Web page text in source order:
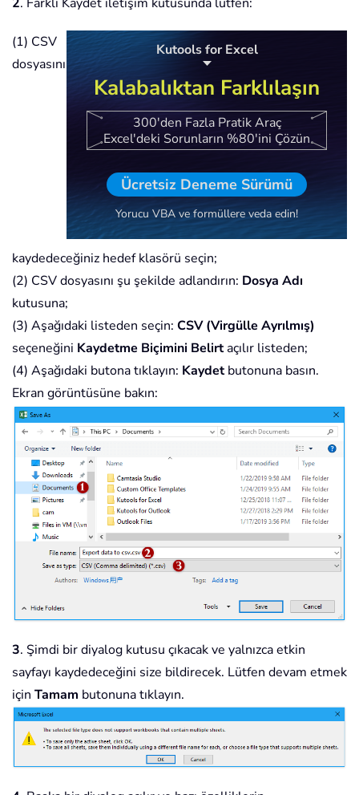
Kutools for Excel
Kalabalıktan Farklılaşın
300'den Fazla Pratik Araç
Excel'deki Sorunların %80'ini Çözün
Ücretsiz Deneme Sürümü
Yorucu VBA ve formüllere veda edin!
(1) CSV
dosyasını
kaydedeceğiniz hedef klasörü seçin;
(2) CSV dosyasını şu şekilde adlandırın: Dosya Adı
kutusuna;
(3) Aşağıdaki listeden seçin: CSV (Virgülle Ayrılmış)
seçeneğini Kaydetme Biçimini Belirtaçılır listeden;
(4) Aşağıdaki butona tıklayın: Kaydetbutonuna basın.
Ekran görüntüsüne bakın:
3. Şimdi bir diyalog kutusu çıkacak ve yalnızca etkin
sayfayı kaydedeceğini size bildirecek. Lütfen devam etmek
için Tamam butonuna tıklayın.